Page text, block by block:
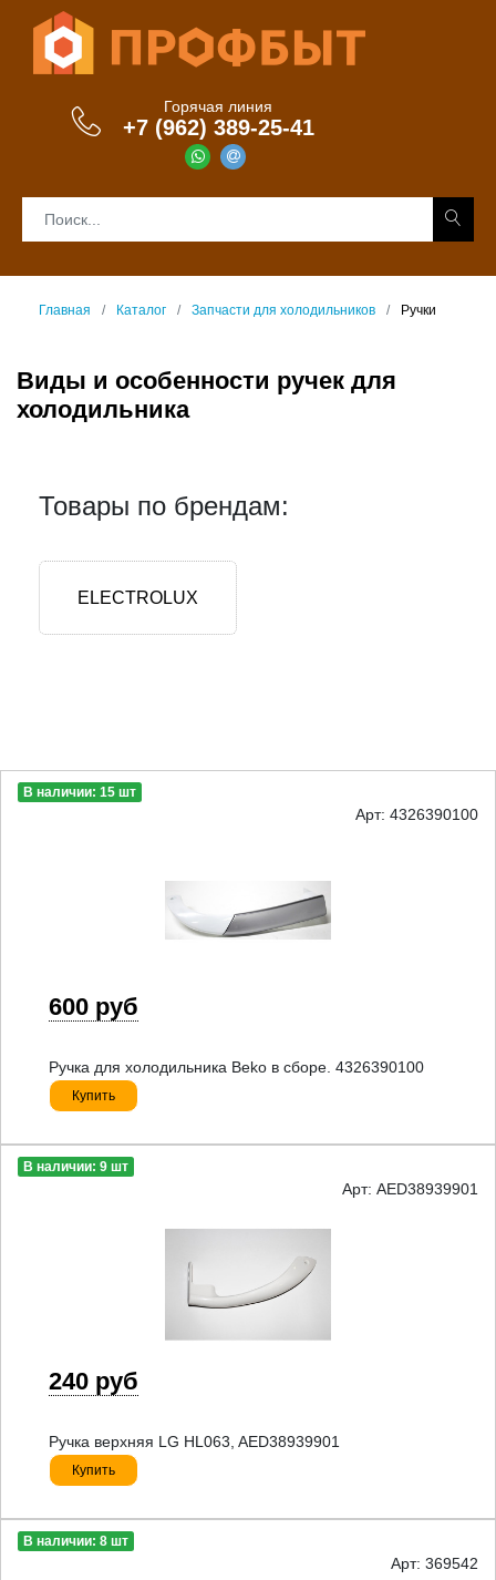
Горячая линия
+7 (962) 389-25-41
Главная Каталог Запчасти для холодильников Ручки
Виды и особенности ручек для
холодильника
Товары по брендам:
ELECTROLUX
В наличии: 15 шт
Арт: 4326390100
600 руб
Ручка для холодильника Beko в сборе. 4326390100
Купить
В наличии: 9 шт
Арт: AED38939901
240 руб
Ручка верхняя LG HL063, AED38939901
Купить
В наличии: 8 шт
Арт: 369542